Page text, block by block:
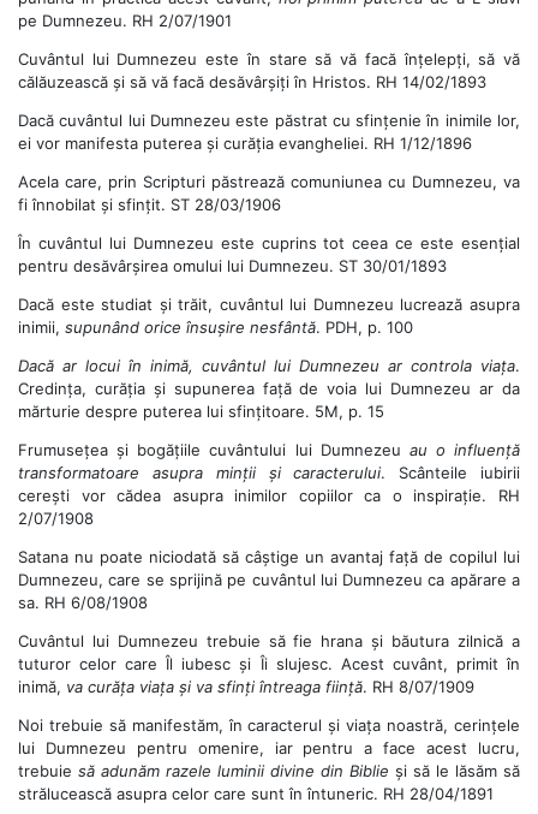
pe Dumnezeu. RH 2/07/1901
Cuvântul lui Dumnezeu este în stare să vă facă înțelepți, să vă
călăuzească și să vă facă desăvârșiți în Hristos. RH 14/02/1893
Dacă cuvântul lui Dumnezeu este păstrat cu sfințenie în inimile lor,
ei vor manifesta puterea și curăția evangheliei. RH 1/12/1896
Acela care, prin Scripturi păstrează comuniunea cu Dumnezeu, va
fi înnobilat și sfințit. ST 28/03/1906
În cuvântul lui Dumnezeu este cuprins tot ceea ce este esențial
pentru desăvârșirea omului lui Dumnezeu. ST 30/01/1893
Dacă este studiat și trăit, cuvântul lui Dumnezeu lucrează asupra
inimii, supunând orice însușire nesfântă. PDH, p. 100
Dacă ar locui în inimă, cuvântul lui Dumnezeu ar controla viața.
Credința, curăția și supunerea față de voia lui Dumnezeu ar da
mărturie despre puterea lui sfințitoare. 5M, p. 15
Frumusețea și bogățiile cuvântului lui Dumnezeu au o influență
transformatoare asupra minții și caracterului. Scânteile iubirii
cerești vor cădea asupra inimilor copiilor ca o inspirație. RH
2/07/1908
Satana nu poate niciodată să câștige un avantaj față de copilul lui
Dumnezeu, care se sprijină pe cuvântul lui Dumnezeu ca apărare a
sa. RH 6/08/1908
Cuvântul lui Dumnezeu trebuie să fie hrana și băutura zilnică a
tuturor celor care Îl iubesc și Îi slujesc. Acest cuvânt, primit în
inimă, va curăța viața și va sfinți întreaga ființă. RH 8/07/1909
Noi trebuie să manifestăm, în caracterul și viața noastră, cerințele
lui Dumnezeu pentru omenire, iar pentru a face acest lucru,
trebuie să adunăm razele luminii divine din Biblie și să le lăsăm să
strălucească asupra celor care sunt în întuneric. RH 28/04/1891